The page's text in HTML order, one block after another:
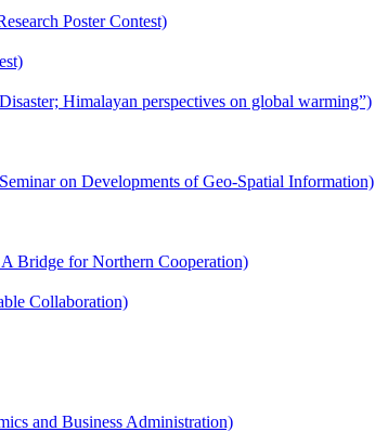
Poster Contest)
Himalayan perspectives on global warming”)
on Developments of Geo-Spatial Information)
Bridge for Northern Cooperation)
Collaboration)
and Business Administration)